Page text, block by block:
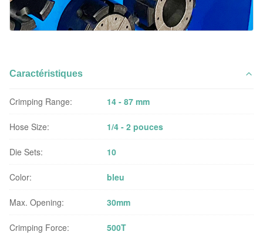
Caractéristiques
Crimping Range: 14 - 87 mm
Hose Size: 1/4 - 2 pouces
Die Sets: 10
Color: bleu
Max. Opening: 30mm
Crimping Force: 500T